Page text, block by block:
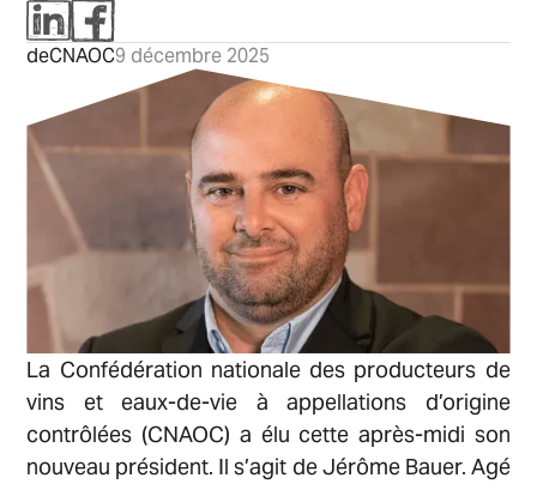
deCNAOC9 décembre 2025
La Confédération nationale des producteurs de
vins et eaux-de-vie à appellations d’origine
contrôlées (CNAOC) a élu cette après-midi son
nouveau président. Il s’agit de Jérôme Bauer. Agé